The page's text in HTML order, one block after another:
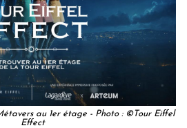
au 1er étage - Photo : ©Tour Eiffel
Effect